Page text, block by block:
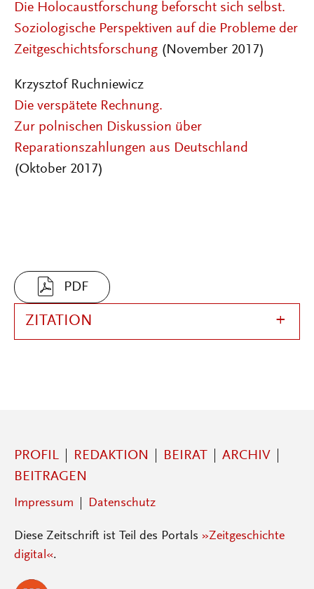
Die Holocaustforschung beforscht sich selbst.
Soziologische Perspektiven auf die Probleme der
Zeitgeschichtsforschung (November 2017)
Krzysztof Ruchniewicz
Die verspätete Rechnung.
Zur polnischen Diskussion über
Reparationszahlungen aus Deutschland
(Oktober 2017)
PDF
ZITATION
PROFIL REDAKTION BEIRAT
ARCHIV
BEITRAGEN
Impressum Datenschutz
Diese Zeitschrift ist Teil des Portals »Zeitgeschichte
digital«.